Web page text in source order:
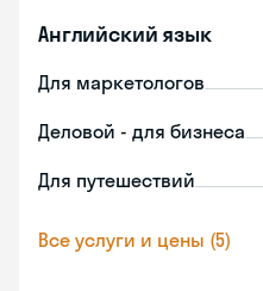
Английский язык
Для маркетологов
Деловой - для бизнеса
Для путешествий
Все услуги и цены (5)